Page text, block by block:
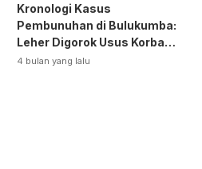
Kronologi Kasus
Pembunuhan di Bulukumba:
Leher Digorok Usus Korban
Dikeluarkan
4 bulan yang lalu